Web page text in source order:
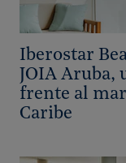
Iberostar
JOIA Aruba,
frente al
Caribe